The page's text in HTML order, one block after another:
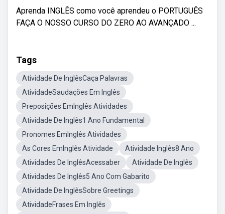
Aprenda INGLÊS como você aprendeu o PORTUGUÊS
FAÇA O NOSSO CURSO DO ZERO AO AVANÇADO ...
Tags
Atividade De InglêsCaça Palavras
AtividadeSaudações Em Inglês
Preposições EmInglês Atividades
Atividade De Inglês1 Ano Fundamental
Pronomes EmInglês Atividades
As Cores EmInglês Atividade
Atividade Inglês8 Ano
Atividades De InglêsAcessaber
Atividade De Inglês
Atividades De Inglês5 Ano Com Gabarito
Atividade De InglêsSobre Greetings
AtividadeFrases Em Inglês